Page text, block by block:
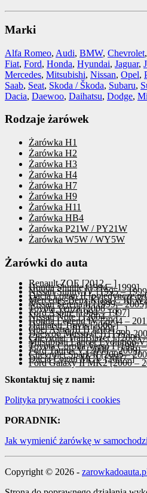
Marki
Alfa Romeo, Audi, BMW, Chevrolet,
Fiat, Ford, Honda, Hyundai, Jaguar,
Mercedes, Mitsubishi, Nissan, Opel,
Saab, Seat, Skoda / Škoda, Subaru,
Dacia, Daewoo, Daihatsu, Dodge,
Rodzaje żarówek
Żarówka H1
Żarówka H2
Żarówka H3
Żarówka H4
Żarówka H7
Żarówka H9
Żarówka H11
Żarówka HB4
Żarówka P21W / PY21W
Żarówka W5W / WY5W
Żarówki do auta
Renault ZOE [2012 – ]
Honda Shuttle [1994 – 1999]
Nissan Sunny IV [1995 –
Dacia Logan II [pojedyncze
Mercedes-Benz Klasa C III
Nissan Serena II [1999 – 2005]
Toyota Venza [2008 – ]
Ford Aspire [1994 – 1997]
Nissan Note I [2004 – ]
Honda Legend IV [2004 –
Daihatsu Trevis [2006-]
Opel Astra III H [2004 – ]
Daewoo Musso (FJ) [1999-
Chevrolet TrailBlazer I [2000
Mitsubishi Lancer Evolution
Toyota Corolla Verso I [1997
Ford Taurus V [2008 – 2009]
Chevrolet Spark II [2005 –
Dacia Logan MCV [2007–]
Ford Galaxy II MK2 [2000 –
Skontaktuj się z nami:
Polityka prywatności i cookies
PORADNIK:
Jak wymienić żarówkę w
Copyright © 2026 -